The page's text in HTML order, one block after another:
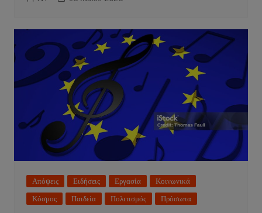
Απόψεις Ειδήσεις Εργασία
Κοινωνικά
Κόσμος
Παιδεία Πολιτισμός Πρόσωπα